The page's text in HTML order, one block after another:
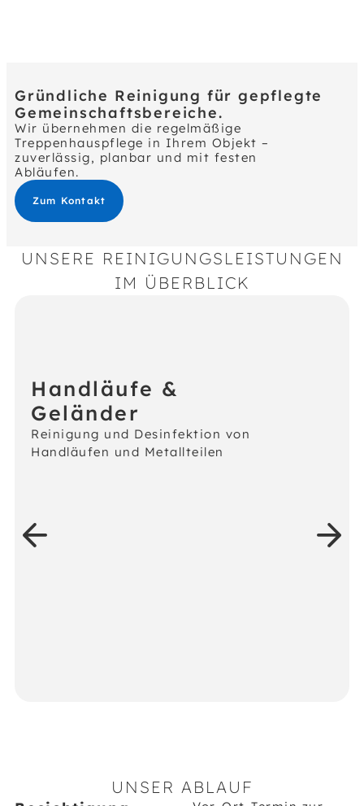
Gründliche Reinigung für gepflegte
Gemeinschaftsbereiche.
Wir übernehmen die regelmäßige
Treppenhauspflege in Ihrem Objekt –
zuverlässig, planbar und mit festen
Abläufen.
Zum Kontakt
UNSERE REINIGUNGSLEISTUNGEN
IM ÜBERBLICK
Handläufe &
Geländer
Reinigung und Desinfektion von
Handläufen und Metallteilen
UNSER ABLAUF